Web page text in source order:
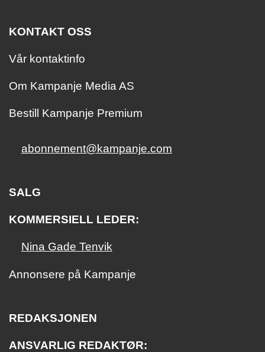
KONTAKT OSS
Vår kontaktinfo
Om Kampanje Media AS
Bestill Kampanje Premium
abonnement@kampanje.com
SALG
KOMMERSIELL LEDER:
Nina Gade Tenvik
Annonsere på Kampanje
REDAKSJONEN
ANSVARLIG REDAKTØR: